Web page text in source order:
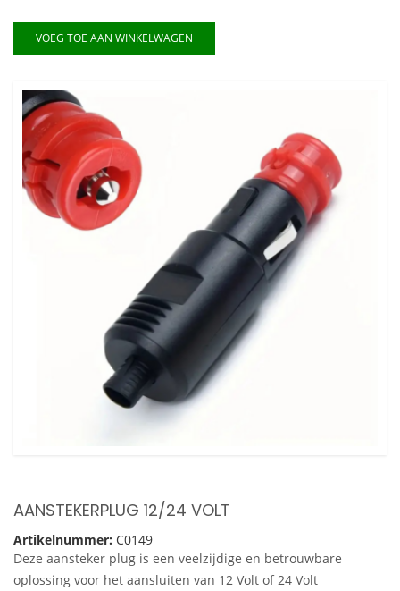
VOEG TOE AAN WINKELWAGEN
AANSTEKERPLUG 12/24 VOLT
Artikelnummer: C0149
Deze aansteker plug is een veelzijdige en betrouwbare
oplossing voor het aansluiten van 12 Volt of 24 Volt